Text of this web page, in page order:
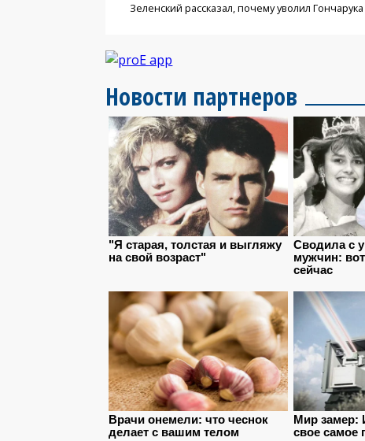
Зеленский рассказал, почему уволил Гончарука
Новости партнеров